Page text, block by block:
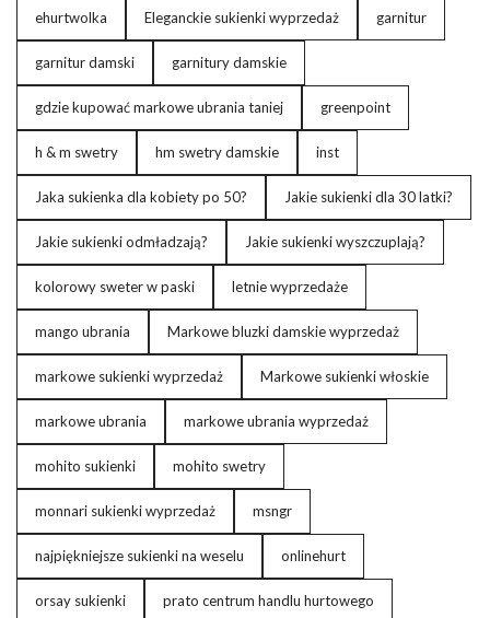
ehurtwolka Eleganckie sukienki wyprzedaż garnitur
garnitur damski garnitury damskie
gdzie kupować markowe ubrania taniej greenpoint
h & m swetry hm swetry damskie inst
Jaka sukienka dla kobiety po 50? Jakie sukienki dla 30 latki?
Jakie sukienki odmładzają? Jakie sukienki wyszczuplają?
kolorowy sweter w paski letnie wyprzedaże
mango ubrania Markowe bluzki damskie wyprzedaż
markowe sukienki wyprzedaż Markowe sukienki włoskie
markowe ubrania markowe ubrania wyprzedaż
mohito sukienki mohito swetry
monnari sukienki wyprzedaż msngr
najpiękniejsze sukienki na weselu onlinehurt
orsay sukienki prato centrum handlu hurtowego